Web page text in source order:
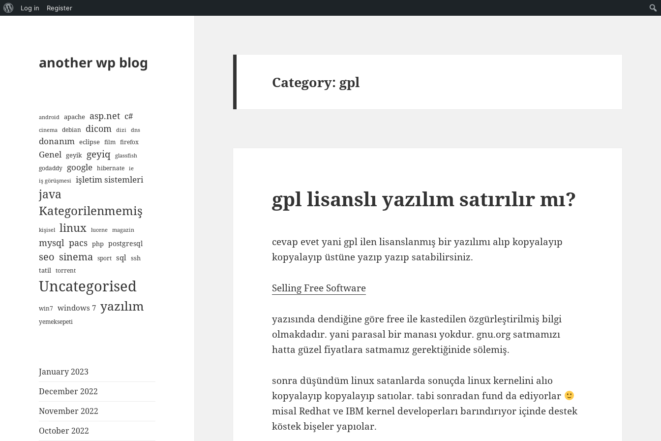
About
Log in Register
another wp blog
android apache asp.net c#
cinema debian dicom dizi dns
donanım eclipse film firefox
Genel geyik geyiq glassfish
godaddy google hibernate
ie
iş görüşmesi
işletim sistemleri
java
Kategorilenmemiş
kişisel linux lucene magazin
mysql pacs php postgresql
seo sinema sport sql ssh
tatil torrent
Uncategorised
win7 windows 7 yazılım
yemeksepeti
January 2023
December 2022
November 2022
October 2022
Category: gpl
gpl lisanslı yazılım satırılır mı?
cevap evet yani gpl ilen lisanslanmış bir yazılımı alıp kopyalayıp
kopyalayıp üstüne yazıp yazıp satabilirsiniz.
Selling Free Software
yazısında dendiğine göre free ile kastedilen özgürleştirilmiş bilgi
olmakdadır. yani parasal bir manası yokdur. gnu.org satmamızı
hatta güzel fiyatlara satmamız gerektiğinide sölemiş.
sonra düşündüm linux satanlarda sonuçda linux kernelini alıo
kopyalayıp kopyalayıp satıolar. tabi sonradan fund da ediyorlar
misal Redhat ve IBM kernel developerları barındırıyor içinde destek
köstek bişeler yapıolar.